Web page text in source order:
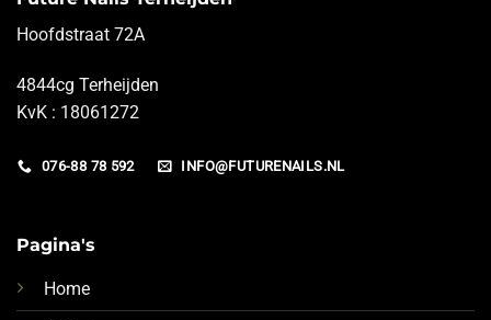
Hoofdstraat 72A
4844cg Terheijden
KvK : 18061272
076-88 78 592 INFO@FUTURENAILS.NL
Pagina's
Home